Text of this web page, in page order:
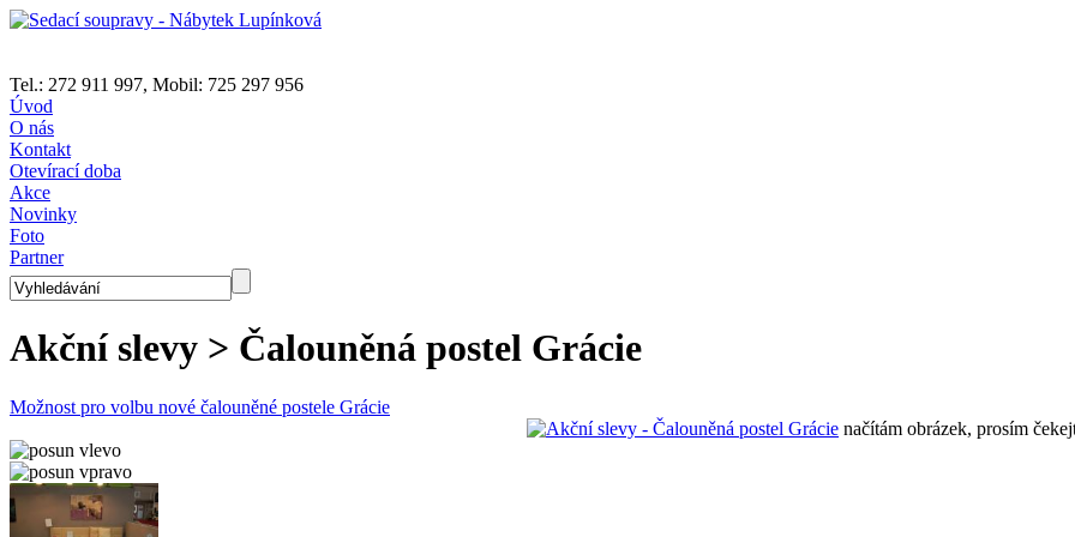
Tel.: 272 911 997, Mobil: 725 297 956
Úvod
O nás
Kontakt
Otevírací doba
Akce
Novinky
Foto
Partner
Akční slevy > Čalouněná postel Grácie
Možnost pro volbu nové čalouněné postele Grácie
načítám obrázek, prosím